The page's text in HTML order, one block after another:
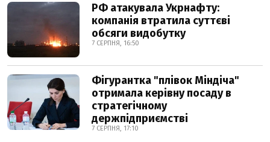
РФ атакувала Укрнафту:
компанія втратила суттєві
обсяги видобутку
7 СЕРПНЯ, 16:50
Фігурантка "плівок Міндіча"
отримала керівну посаду в
стратегічному
держпідприємстві
7 СЕРПНЯ, 17:10